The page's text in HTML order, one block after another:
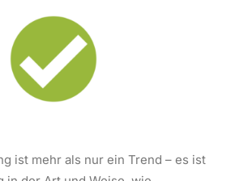
ist mehr als nur ein Trend – es ist